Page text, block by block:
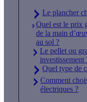
Le plancher
Quel est le prix
de la main
au sol ?
Le pellet ou
investissement
Quel type de
Comment
électriques ?